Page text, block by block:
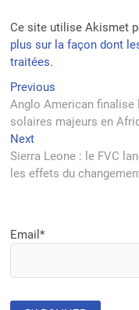
Ce site utilise Akismet
plus sur la façon dont
traitées.
Navigation
de
l’article
Previous
post:
Anglo American
solaires majeurs en
NextNext
post:
Sierra Leone : le FVC
les effets du
Email*